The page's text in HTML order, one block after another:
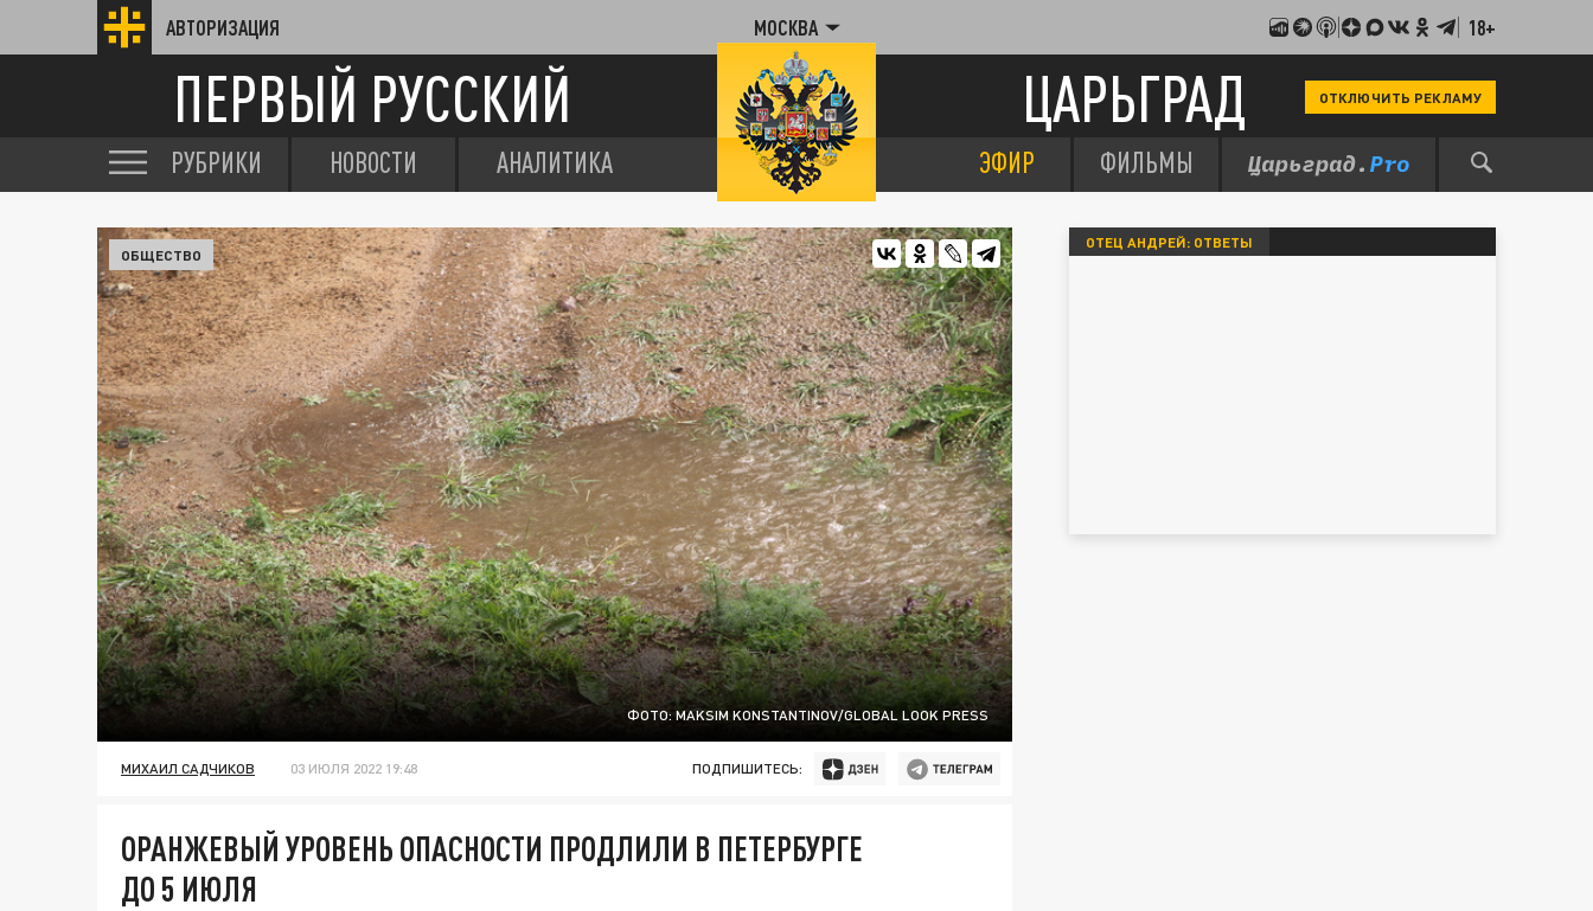
АВТОРИЗАЦИЯ МОСКВА 18+
ПЕРВЫЙ РУССКИЙ ЦАРЬГРАД ОТКЛЮЧИТЬ РЕКЛАМУ
РУБРИКИ НОВОСТИ АНАЛИТИКА ЭФИР ФИЛЬМЫ
ФОТО: MAKSIM KONSTANTINOV/GLOBAL LOOK PRESS
ОБЩЕСТВО
МИХАИЛ САДЧИКОВ 03 ИЮЛЯ 2022 19:48 ПОДПИШИТЕСЬ:
ОРАНЖЕВЫЙ УРОВЕНЬ ОПАСНОСТИ ПРОДЛИЛИ В ПЕТЕРБУРГЕ
ДО 5 ИЮЛЯ
ОТЕЦ АНДРЕЙ: ОТВЕТЫ